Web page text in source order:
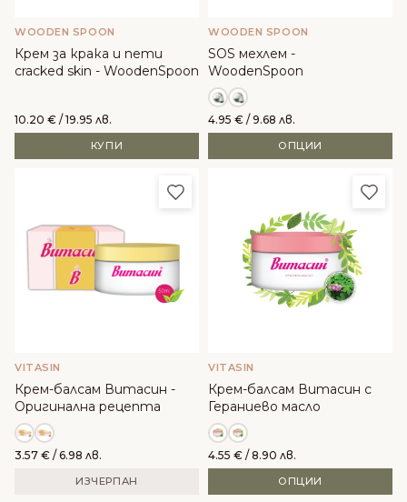
WOODEN SPOON
Крем за крака и пети
cracked skin - WoodenSpoon
10.20 € / 19.95 лв.
КУПИ
WOODEN SPOON
SOS мехлем -
WoodenSpoon
4.95 € / 9.68 лв.
ОПЦИИ
Добави в любими
VITASIN
Крем-балсам Витасин -
Оригинална рецепта
3.57 € / 6.98 лв.
ИЗЧЕРПАН
VITASIN
Крем-балсам Витасин с
Гераниево масло
4.55 € / 8.90 лв.
ОПЦИИ